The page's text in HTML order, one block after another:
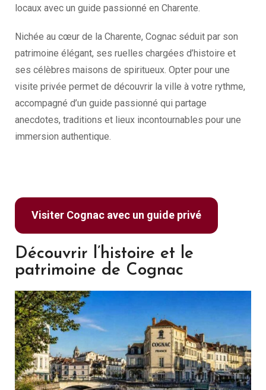
locaux avec un guide passionné en Charente.
Nichée au cœur de la Charente, Cognac séduit par son
patrimoine élégant, ses ruelles chargées d’histoire et
ses célèbres maisons de spiritueux. Opter pour une
visite privée permet de découvrir la ville à votre rythme,
accompagné d’un guide passionné qui partage
anecdotes, traditions et lieux incontournables pour une
immersion authentique.
Visiter Cognac avec un guide privé
Découvrir l’histoire et le
patrimoine de Cognac